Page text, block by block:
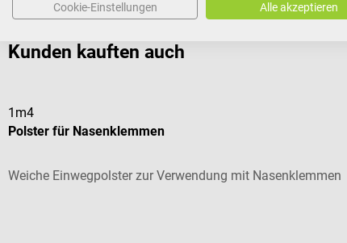
Kunden kauften auch
1m4
Polster für Nasenklemmen
Weiche Einwegpolster zur Verwendung mit Nasenklemmen
Cookie-Einstellungen Alle akzeptieren